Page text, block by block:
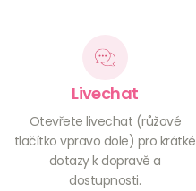
Livechat
Otevřete livechat (růžové
tlačítko vpravo dole) pro krátké
dotazy k dopravě a
dostupnosti.